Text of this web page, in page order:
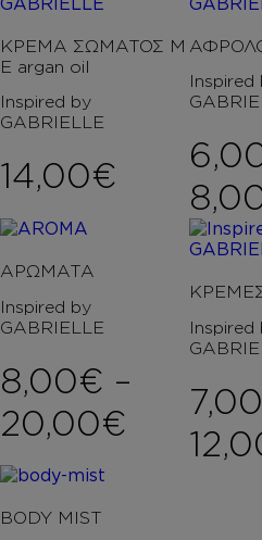
ΚΡΕΜΑ ΣΩΜΑΤΟΣ Μ
Ε argan oil
Inspired by
GABRIELLE
14,00€
Inspired
ΑΡΩΜΑΤΑ
Inspired by
GABRIELLE
8,00€ –
20,00€ Price
Inspired
7,00
BODY MIST